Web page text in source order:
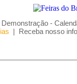
Demonstração -
| Receba nosso